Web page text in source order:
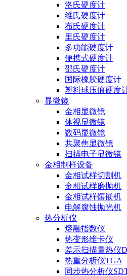
洛氏硬度计
维氏硬度计
布氏硬度计
里氏硬度计
多功能硬度计
便携式硬度计
邵氏硬度计
国际橡胶硬度计
塑料球压痕硬度
显微镜
金相显微镜
体视显微镜
数码显微镜
共聚焦显微镜
扫描电子显微镜
金相制样设备
金相试样切割机
金相试样磨抛机
金相试样镶嵌机
电解腐蚀抛光机
热分析仪
熔融指数仪
热变形维卡仪
差示扫描量热仪
热重分析仪TGA
同步热分析仪